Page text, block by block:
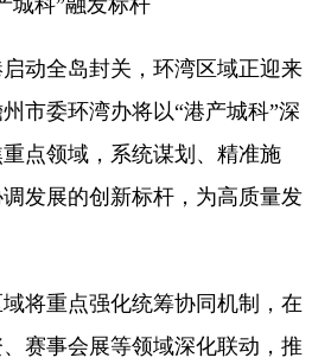
全岛封关，环湾区域正迎来
市委环湾办将以“港产城科”深
点领域，系统谋划、精准施
发展的创新标杆，为高质量发
将重点强化统筹协同机制，在
赛事会展等领域深化联动，推